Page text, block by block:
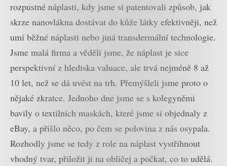
rozpustné náplasti, kdy jsme si patentovali způsob, jak
skrze nanovlákna dostávat do kůže látky efektivněji, než
umí běžné náplasti nebo jiná transdermální technologie.
Jsme malá firma a věděli jsme, že náplast je sice
perspektivní z hlediska valuace, ale trvá nejméně 8 až
10 let, než se dá uvést na trh. Přemýšleli jsme proto o
nějaké zkratce. Jednoho dne jsme se s kolegyněmi
bavily o textilních maskách, které jsme si objednaly z
eBay, a přišlo něco, po čem se polovina z nás osypala.
Rozhodly jsme se tedy z role na náplast vystřihnout
vhodný tvar, přiložit ji na obličej a počkat, co to udělá.